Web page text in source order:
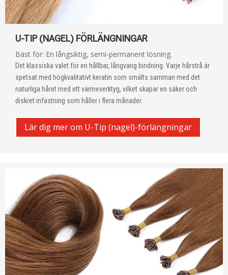
U-TIP (NAGEL) FÖRLÄNGNINGAR
Bäst för: En långsiktig, semi-permanent lösning.
Det klassiska valet för en hållbar, långvarig bindning. Varje hårstrå är
spetsat med högkvalitativt keratin som smälts samman med det
naturliga håret med ett värmeverktyg, vilket skapar en säker och
diskret infästning som håller i flera månader.
Lär dig mer om U-Tip (nagel)-förlängningar